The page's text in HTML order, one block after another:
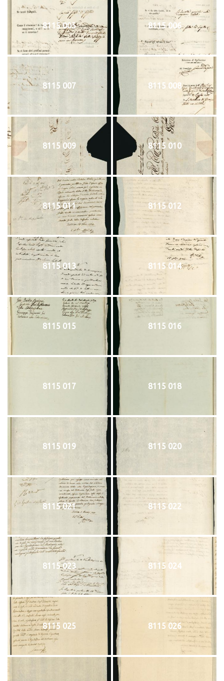
8115 005 8115 006
8115 007 8115 008
8115 009 8115 010
8115 011 8115 012
8115 013 8115 014
8115 015 8115 016
8115 017 8115 018
8115 019 8115 020
8115 021 8115 022
8115 023 8115 024
8115 025 8115 026